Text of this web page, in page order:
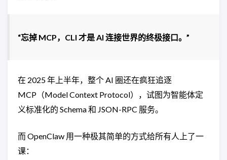
“忘掉 MCP，CLI 才是 AI 连接世界的终极接口。”
在 2025 年上半年，整个 AI 圈还在疯狂追逐
MCP（Model Context Protocol），试图为智能体定
义标准化的 Schema 和 JSON-RPC 服务。
而 OpenClaw 用一种极其简单的方式给所有人上了一
课：